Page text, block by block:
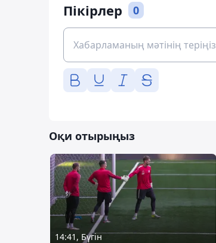
Пікірлер 0
Оқи отырыңыз
14:41, Бүгін